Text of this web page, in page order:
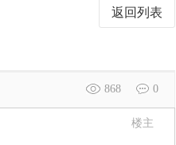
返回列表
868 0
楼主